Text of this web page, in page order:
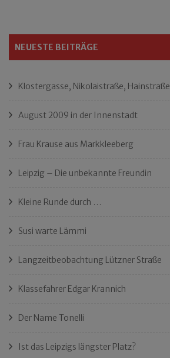
NEUESTE BEITRÄGE
Klostergasse, Nikolaistraße, Hainstraße
August 2009 in der Innenstadt
Frau Krause aus Markkleeberg
Leipzig – Die unbekannte Freundin
Kleine Runde durch …
Susi warte Lämmi
Langzeitbeobachtung Lützner Straße
Klassefahrer Edgar Krannich
Der Name Tonelli
Ist das Leipzigs längster Platz?